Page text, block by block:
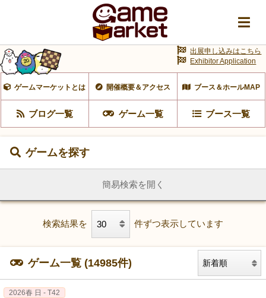
ゲームマーケットとは 開催概要＆アクセス ブース＆ホールMAP
ブログ一覧 ゲーム一覧 ブース一覧
出展申し込みはこちら
Exhibitor Application
ゲームを探す
簡易検索を開く
検索結果を 件ずつ表示しています
ゲーム一覧 (14985件)
2026春 日 - T42